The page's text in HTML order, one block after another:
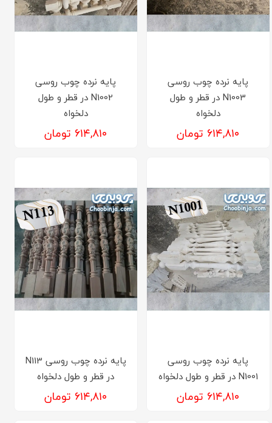
پایه نرده چوب روسی
N1003 در قطر و طول
دلخواه
۶۱۴,۸۱۰ تومان
پایه نرده چوب روسی
N1002 در قطر و طول
دلخواه
۶۱۴,۸۱۰ تومان
پایه نرده چوب روسی
N1001 در قطر و طول دلخواه
۶۱۴,۸۱۰ تومان
پایه نرده چوب روسی N113
در قطر و طول دلخواه
۶۱۴,۸۱۰ تومان